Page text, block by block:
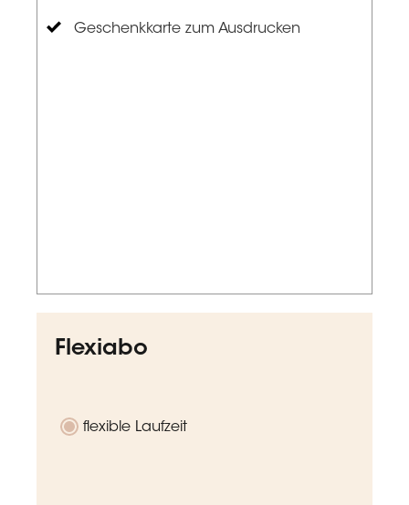
Geschenkkarte zum Ausdrucken
Flexiabo
flexible Laufzeit